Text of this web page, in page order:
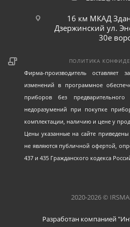
16 км МКАД
Дзержинский ул.
30е
ПОЛИТИКА
Фирма-производитель
изменений в программное
приборов без
недоразумений при покупке
комплектации, наличию и цене у
Цены указанные на сайте
не являются публичной офертой,
437 и 435 Гражданского кодекса
2020-2026 ©
Разработан компанией